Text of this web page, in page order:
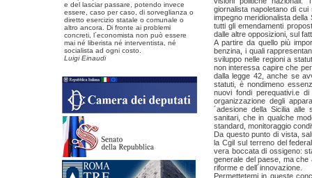
e del lasciar passare, potendo invece
essere, caso per caso, di sorveglianza o
diretto esercizio statale o comunale o
altro ancora. Di fronte ai problemi
concreti, l´economista non può essere
mai né liberista né interventista, né
socialista ad ogni costo.
Luigi Einaudi
giornalista napoletano di
impegno meridionalista
tutti gli emendamenti
dalle altre opposizioni, sul
A partire da quello più
benzina, i quali
sviluppo nelle regioni a
non interessa capire che
dalla legge 42, anche se
statuti, è nondimeno
nuovi fondi perequativi.e
organizzazione degli
´adesione della Sicilia
sanitari, che in qualche
standard, monitoraggio
Da questo punto di vista,
la Cgil sul terreno del
vera boccata di ossigeno:
generale del paese, ma
riforme e dell´innovazione.
Permettetemi in queste